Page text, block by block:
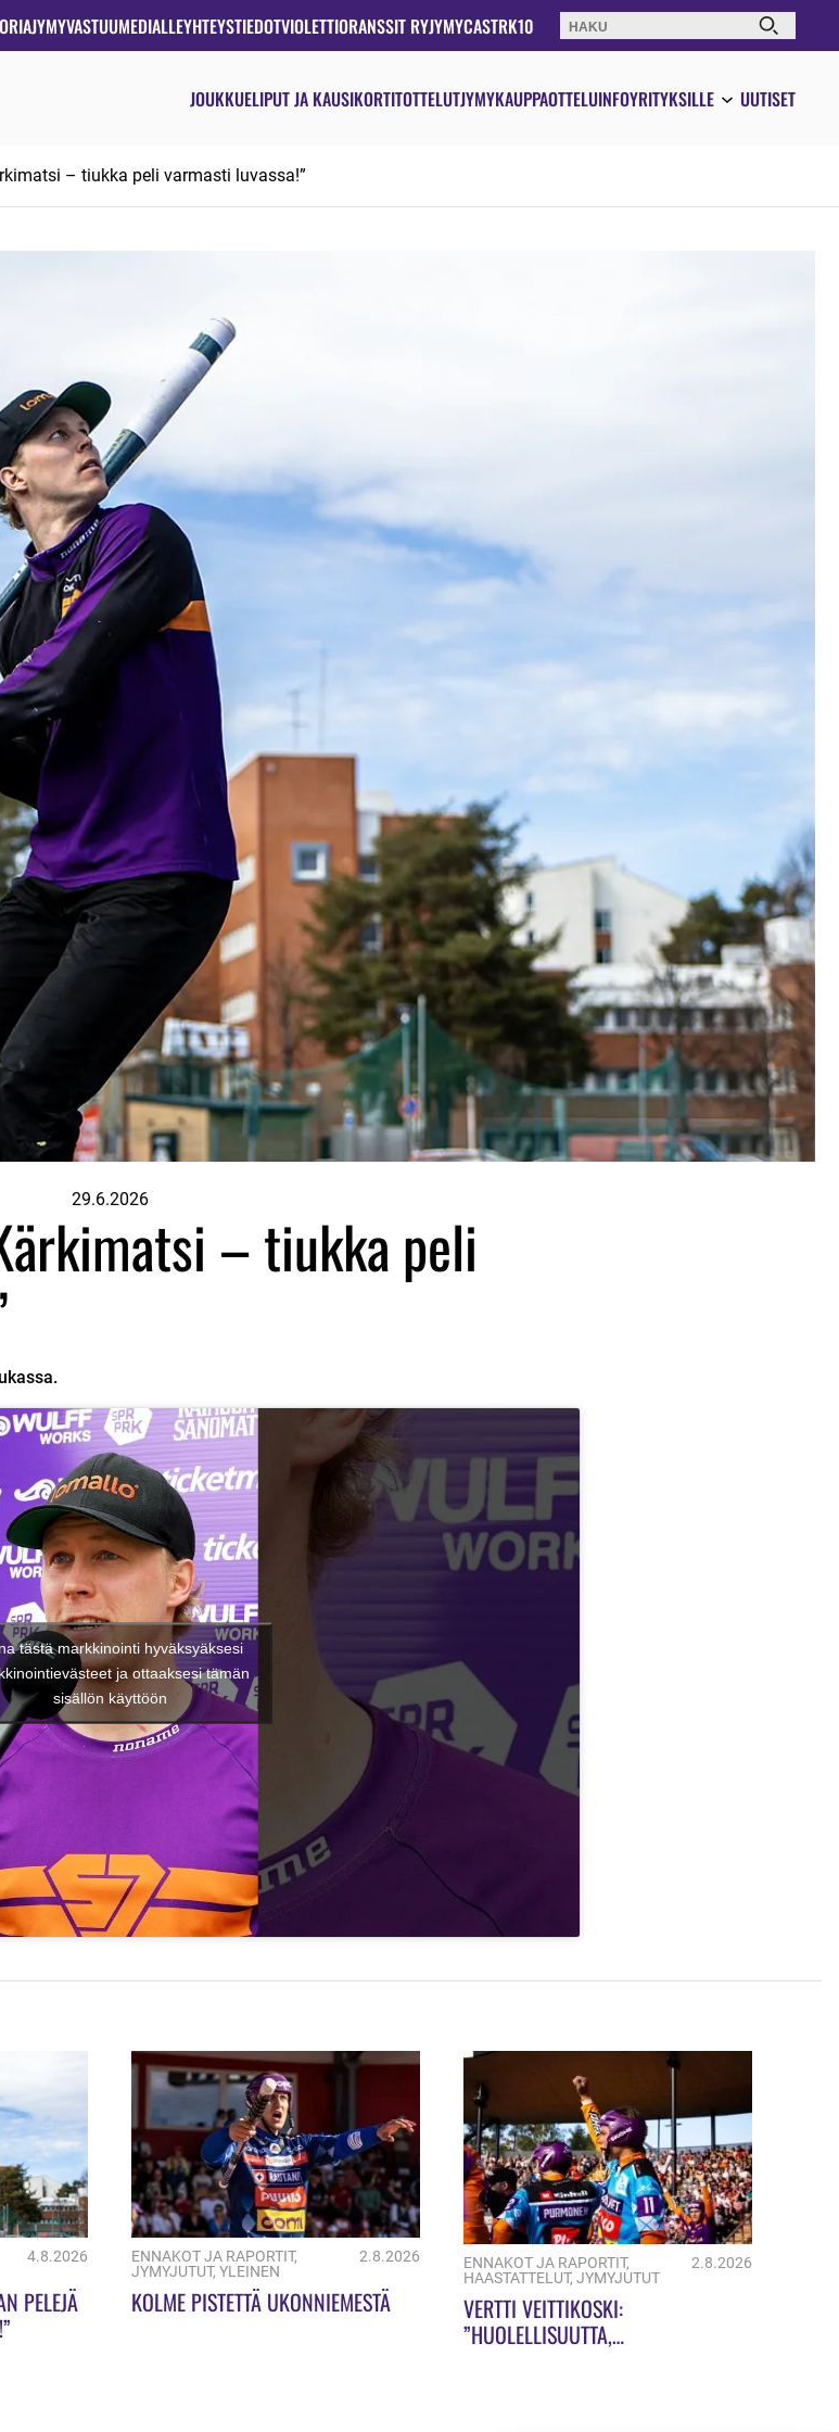
JYMYVASTUUMEDIALLEYHTEYSTIEDOTVIOLETTIORANSSIT RYJYMYCASTRK10 Haku:
JOUKKUELIPUT JA KAUSIKORTITOTTELUTJYMYKAUPPAOTTELUINFOYRITYKSILLE UUTISET
– tiukka peli varmasti luvassa!”
29.6.2026
– tiukka peli
tästä markkinointi hyväksyäksesi
ja ottaaksesi tämän
sisällön käyttöön
4.8.2026
PELEJÄ
ENNAKOT JA RAPORTIT,
JYMYJUTUT, YLEINEN
2.8.2026
KOLME PISTETTÄ UKONNIEMESTÄ
ENNAKOT JA RAPORTIT,
HAASTATTELUT, JYMYJUTUT
2.8.2026
VERTTI VEITTIKOSKI:
”HUOLELLISUUTTA,